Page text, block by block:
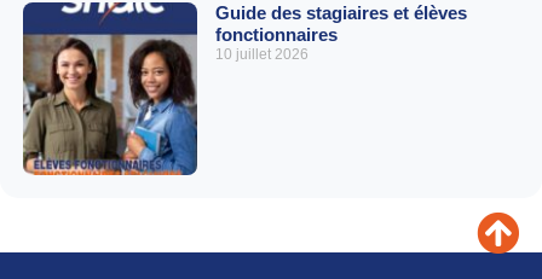
Guide des stagiaires et élèves
fonctionnaires
10 juillet 2026